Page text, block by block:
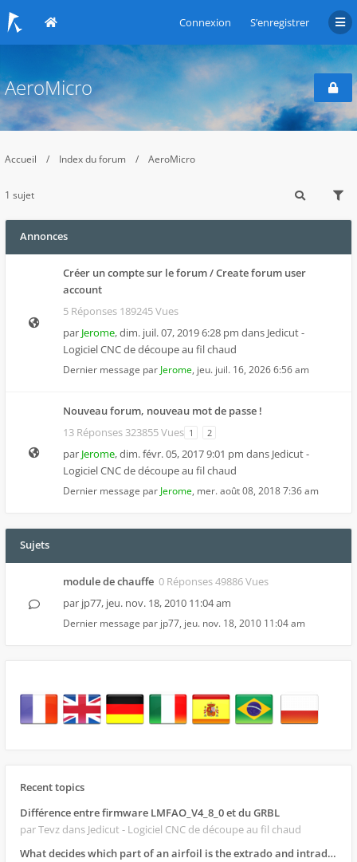
Connexion S’enregistrer
AeroMicro
Accueil Index du forum AeroMicro
1 sujet
Annonces
Créer un compte sur le forum / Create forum user
account
5 Réponses 189245 Vues
par Jerome,dim. juil. 07, 2019 6:28 pm dans Jedicut -
Logiciel CNC de découpe au fil chaud
Dernier message par Jerome, jeu. juil. 16, 2026 6:56 am
Nouveau forum, nouveau mot de passe !
13 Réponses 323855 Vues 1 2
par Jerome,dim. févr. 05, 2017 9:01 pm dans Jedicut -
Logiciel CNC de découpe au fil chaud
Dernier message par Jerome, mer. août 08, 2018 7:36 am
Sujets
module de chauffe 0 Réponses 49886 Vues
par jp77, jeu. nov. 18, 2010 11:04 am
Dernier message par jp77, jeu. nov. 18, 2010 11:04 am
Recent topics
Différence entre firmware LMFAO_V4_8_0 et du GRBL
par Tevz dans Jedicut - Logiciel CNC de découpe au fil chaud
What decides which part of an airfoil is the extrado and intrado?